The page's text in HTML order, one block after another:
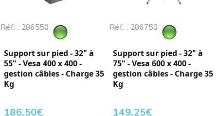
Réf. : 286550
Support sur pied - 32" à
55" - Vesa 400 x 400 -
gestion câbles - Charge 35
Kg
186,50€
Réf. : 286750
Support sur pied - 32" à
75" - Vesa 600 x 400 -
gestion câbles - Charge 35
Kg
149,25€